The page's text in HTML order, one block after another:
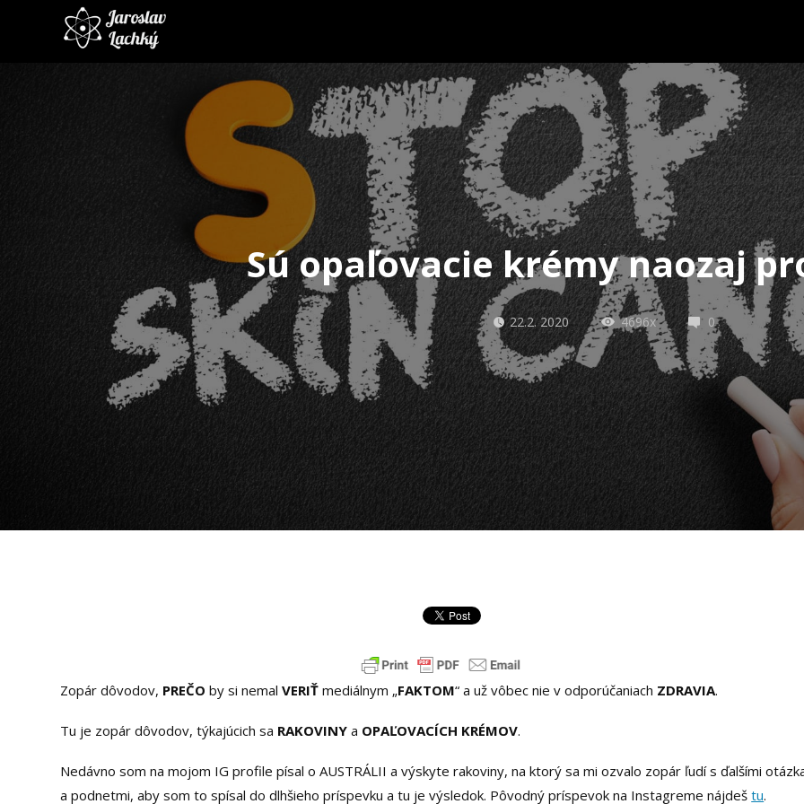
Sú opaľovacie krémy naozaj
22.2. 2020 4696x 0
Zopár dôvodov, PREČO by si nemalVERIŤ mediálnym „FAKTOM“ a už vôbec nie v odporúčaniach ZDRAVIA.
Tu je zopár dôvodov, týkajúcich sa RAKOVINY a OPAĽOVACÍCH KRÉMOV.
Nedávno som na mojom IG profile písal o AUSTRÁLII a výskyte rakoviny, na ktorý sa mi ozvalo zopár ľudí s ďalšími
a podnetmi, aby som to spísal do dlhšieho príspevku a tu je výsledok. Pôvodný príspevok na Instagreme nájdeštu.